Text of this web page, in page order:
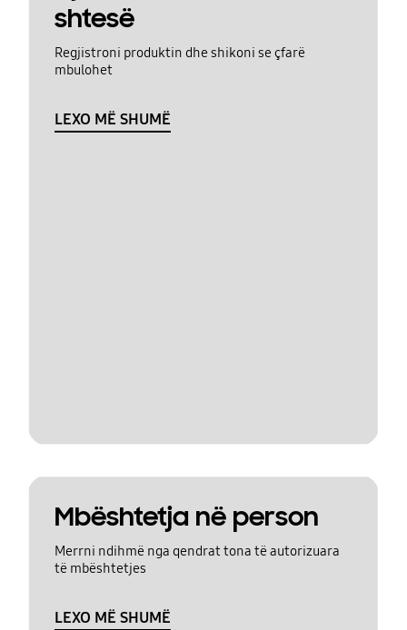
shtesë
Regjistroni produktin dhe shikoni se çfarë
mbulohet
LEXO MË SHUMË
Mbështetja në person
Merrni ndihmë nga qendrat tona të autorizuara
të mbështetjes
LEXO MË SHUMË